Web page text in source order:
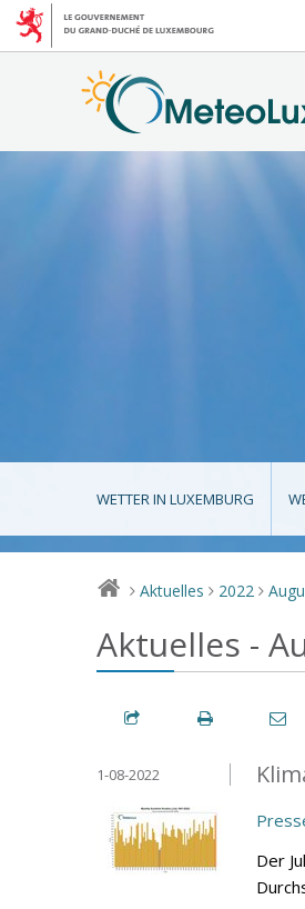
WETTER IN LUXEMBURG
> Aktuelles > 2022 >
Aktuelles -
1-08-2022
Der